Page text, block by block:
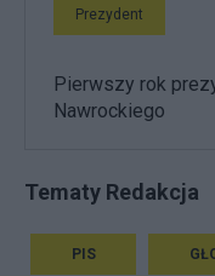
Prezydent
Pierwszy rok
Nawrockiego
Tematy Redakcja
PIS